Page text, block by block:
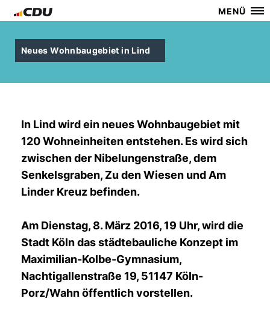
MENÜ
Neues Wohnbaugebiet in Lind
In Lind wird ein neues Wohnbaugebiet mit
120 Wohneinheiten entstehen. Es wird sich
zwischen der Nibelungenstraße, dem
Senkelsgraben, Zu den Wiesen und Am
Linder Kreuz befinden.
Am Dienstag, 8. März 2016, 19 Uhr, wird die
Stadt Köln das städtebauliche Konzept im
Maximilian-Kolbe-Gymnasium,
Nachtigallenstraße 19, 51147 Köln-
Porz/Wahn öffentlich vorstellen.